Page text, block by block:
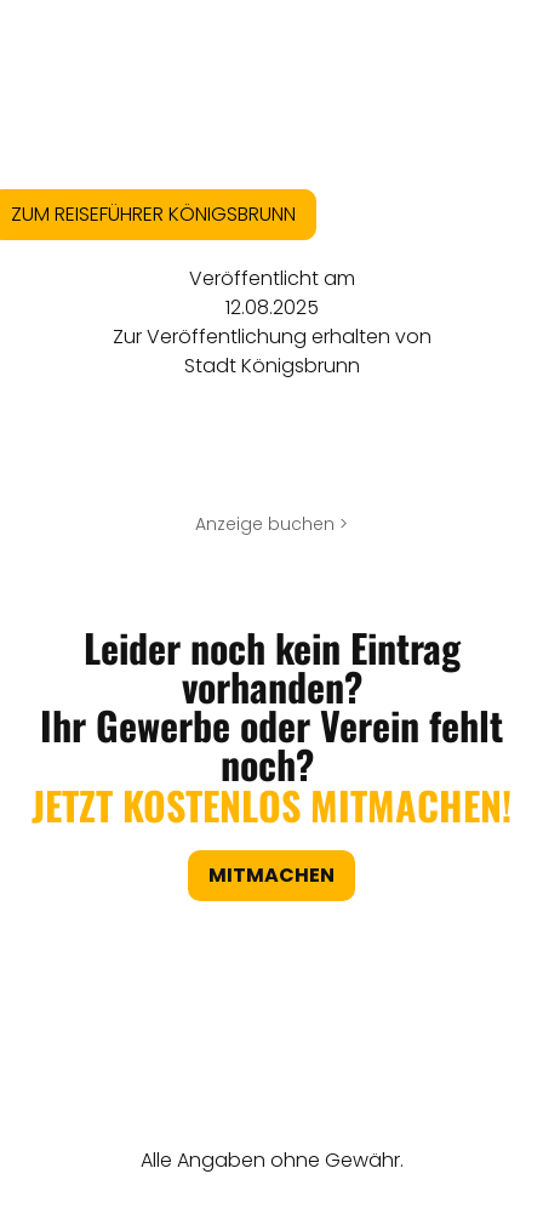
ZUM REISEFÜHRER KÖNIGSBRUNN
Veröffentlicht am
12.08.2025
Zur Veröffentlichung erhalten von
Stadt Königsbrunn
Anzeige buchen >
Leider noch kein Eintrag
vorhanden?
Ihr Gewerbe oder Verein fehlt
noch?
JETZT KOSTENLOS MITMACHEN!
MITMACHEN